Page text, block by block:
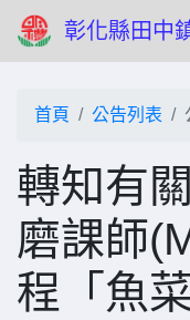
彰化縣田中
首頁 公告列表
轉知有
磨課師
程「魚